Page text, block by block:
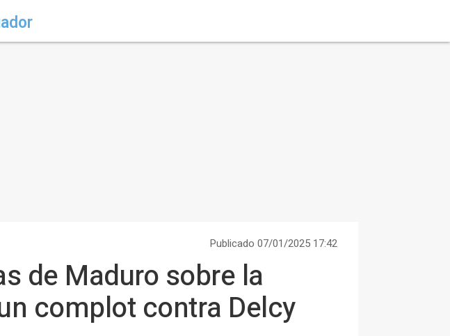
Publicado 07/01/2025 17:42
de Maduro sobre la
complot contra Delcy